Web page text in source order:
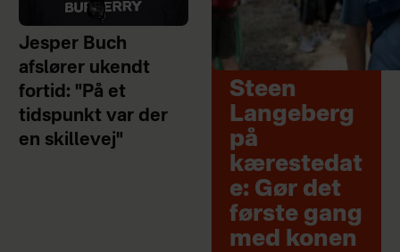
Jesper Buch
afslører ukendt
fortid: "På et
tidspunkt var der
en skillevej"
Steen
Langeberg
på
kærestedat
e: Gør det
første gang
med konen